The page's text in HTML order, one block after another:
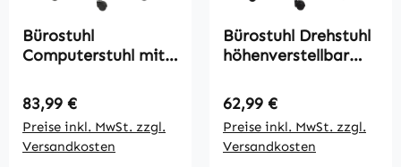
Bürostuhl
Computerstuhl mit
Kopfstütze
ergonomischer
Schreibtischstuhl
drehbar
Regulärer Preis:
83,99 €
Preise inkl. MwSt. zzgl.
Versandkosten
Bürostuhl Drehstuhl
höhenverstellbar
Schreibtischstuhl
ergonomisch PU
schwarz 66 x 73 x
108-118 cm
Regulärer Preis:
62,99 €
Preise inkl. MwSt. zzgl.
Versandkosten